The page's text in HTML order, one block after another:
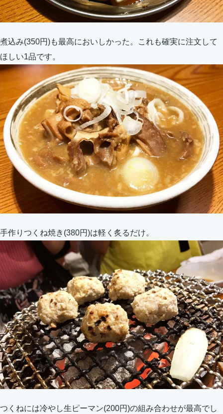
煮込み(350円)も最高においしかった。これも確実に注文して
ほしい1品です。
手作りつくね焼き(380円)は軽く炙るだけ。
つくねには冷やし生ピーマン(200円)の組み合わせが最高でし